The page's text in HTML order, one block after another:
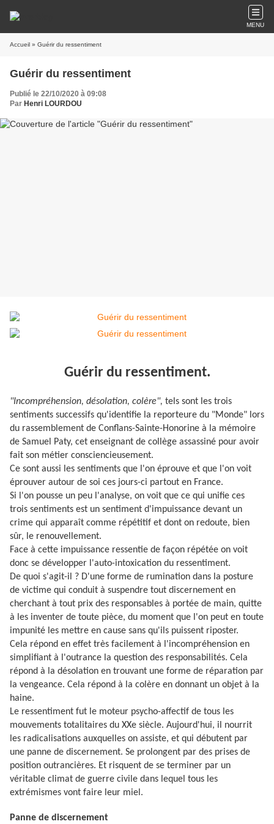
MENU
Accueil » Guérir du ressentiment
Guérir du ressentiment
Publié le 22/10/2020 à 09:08
Par Henri LOURDOU
Guérir du ressentiment.
"Incompréhension, désolation, colère", tels sont les trois
sentiments successifs qu'identifie la reporteure du "Monde" lors
du rassemblement de Conflans-Sainte-Honorine à la mémoire
de Samuel Paty, cet enseignant de collège assassiné pour avoir
fait son métier consciencieusement.
Ce sont aussi les sentiments que l'on éprouve et que l'on voit
éprouver autour de soi ces jours-ci partout en France.
Si l'on pousse un peu l'analyse, on voit que ce qui unifie ces
trois sentiments est un sentiment d'impuissance devant un
crime qui apparaît comme répétitif et dont on redoute, bien
sûr, le renouvellement.
Face à cette impuissance ressentie de façon répétée on voit
donc se développer l'auto-intoxication du ressentiment.
De quoi s'agit-il ? D'une forme de rumination dans la posture
de victime qui conduit à suspendre tout discernement en
cherchant à tout prix des responsables à portée de main, quitte
à les inventer de toute pièce, du moment que l'on peut en toute
impunité les mettre en cause sans qu'ils puissent riposter.
Cela répond en effet très facilement à l'incompréhension en
simplifiant à l'outrance la question des responsabilités. Cela
répond à la désolation en trouvant une forme de réparation par
la vengeance. Cela répond à la colère en donnant un objet à la
haine.
Le ressentiment fut le moteur psycho-affectif de tous les
mouvements totalitaires du XXe siècle. Aujourd'hui, il nourrit
les radicalisations auxquelles on assiste, et qui débutent par
une panne de discernement. Se prolongent par des prises de
position outrancières. Et risquent de se terminer par un
véritable climat de guerre civile dans lequel tous les
extrémismes vont faire leur miel.
Panne de discernement